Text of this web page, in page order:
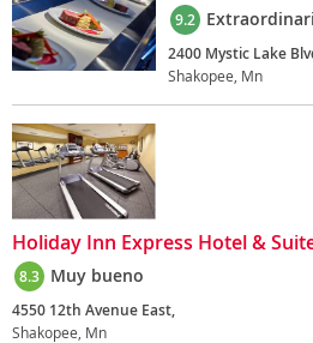
9.2
2400 Mystic Lake
Shakopee, Mn
Holiday Inn Express Hotel &
8.3 Muy bueno
4550 12th Avenue East,
Shakopee, Mn